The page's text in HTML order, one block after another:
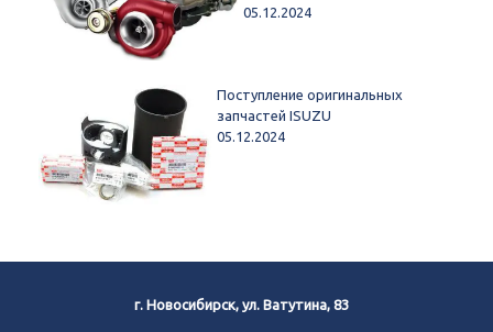
05.12.2024
Поступление оригинальных
запчастей ISUZU
05.12.2024
г. Новосибирск, ул. Ватутина, 83